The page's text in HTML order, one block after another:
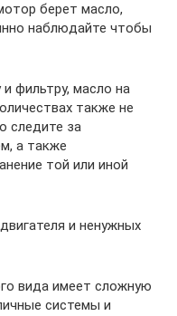
берет масло,
наблюдайте чтобы
фильтру, масло на
также не
следите за
а также
той или иной
и ненужных
вида имеет сложную
системы и